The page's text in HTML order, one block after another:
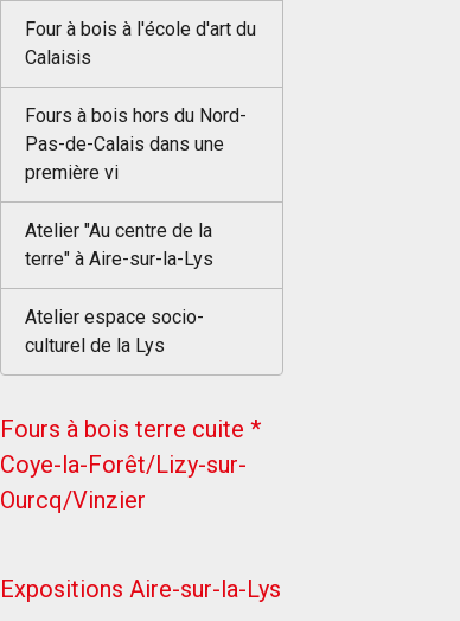
Four à bois à l'école d'art du
Calaisis
Fours à bois hors du Nord-
Pas-de-Calais dans une
première vi
Atelier "Au centre de la
terre" à Aire-sur-la-Lys
Atelier espace socio-
culturel de la Lys
Fours à bois terre cuite *
Coye-la-Forêt/Lizy-sur-
Ourcq/Vinzier
Expositions Aire-sur-la-Lys